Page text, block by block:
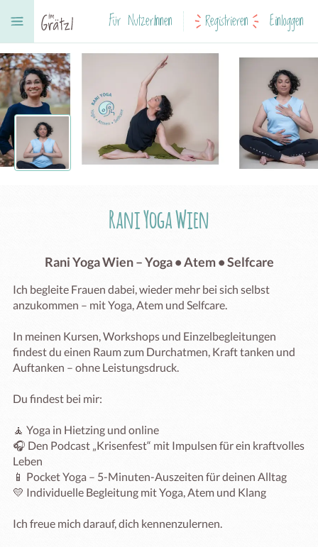
Für NutzerInnen Registrieren Einloggen
Rani Yoga Wien
Rani Yoga Wien – Yoga • Atem • Selfcare
Ich begleite Frauen dabei, wieder mehr bei sich selbst
anzukommen – mit Yoga, Atem und Selfcare.
In meinen Kursen, Workshops und Einzelbegleitungen
findest du einen Raum zum Durchatmen, Kraft tanken und
Auftanken – ohne Leistungsdruck.
Du findest bei mir:
🧘 Yoga in Hietzing und online
🎧 Den Podcast „Krisenfest“ mit Impulsen für ein kraftvolles
Leben
📱 Pocket Yoga – 5-Minuten-Auszeiten für deinen Alltag
💛 Individuelle Begleitung mit Yoga, Atem und Klang
Ich freue mich darauf, dich kennenzulernen.